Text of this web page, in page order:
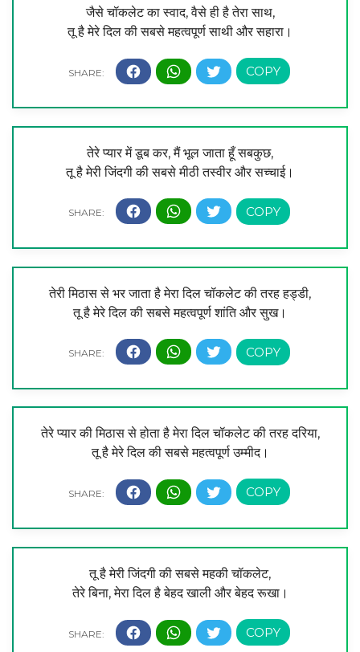
जैसे चॉकलेट का स्वाद, वैसे ही है तेरा साथ,
तू है मेरे दिल की सबसे महत्वपूर्ण साथी और सहारा।
तेरे प्यार में डूब कर, मैं भूल जाता हूँ सबकुछ,
तू है मेरी जिंदगी की सबसे मीठी तस्वीर और सच्चाई।
तेरी मिठास से भर जाता है मेरा दिल चॉकलेट की तरह हड्डी,
तू है मेरे दिल की सबसे महत्वपूर्ण शांति और सुख।
तेरे प्यार की मिठास से होता है मेरा दिल चॉकलेट की तरह दरिया,
तू है मेरे दिल की सबसे महत्वपूर्ण उम्मीद।
तू है मेरी जिंदगी की सबसे महकी चॉकलेट,
तेरे बिना, मेरा दिल है बेहद खाली और बेहद रूखा।